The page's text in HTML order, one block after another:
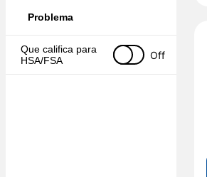
Problema
Que califica para
HSA/FSA
Off